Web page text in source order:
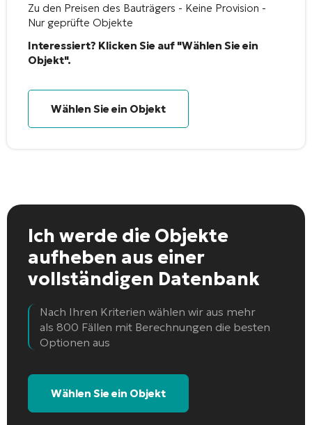
Zu den Preisen des Bauträgers - Keine Provision -
Nur geprüfte Objekte
Interessiert? Klicken Sie auf "Wählen Sie ein
Objekt".
Wählen Sie ein Objekt
Ich werde die Objekte
aufheben aus einer
vollständigen Datenbank
Nach Ihren Kriterien wählen wir aus mehr
als 800 Fällen mit Berechnungen die besten
Optionen aus
Wählen Sie ein Objekt